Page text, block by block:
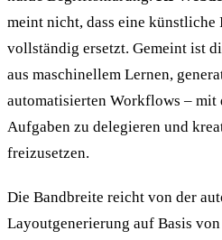
meint nicht, dass eine
vollständig ersetzt. Gemeint ist
aus maschinellem Lernen,
automatisierten Workflows – mit
Aufgaben zu delegieren und
freizusetzen.
Die Bandbreite reicht von der
Layoutgenerierung auf Basis